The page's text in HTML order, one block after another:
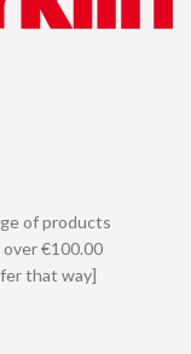
of products
€100.00
that way]